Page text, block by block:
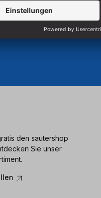
und Bohren.
den sautershop
Sie unser